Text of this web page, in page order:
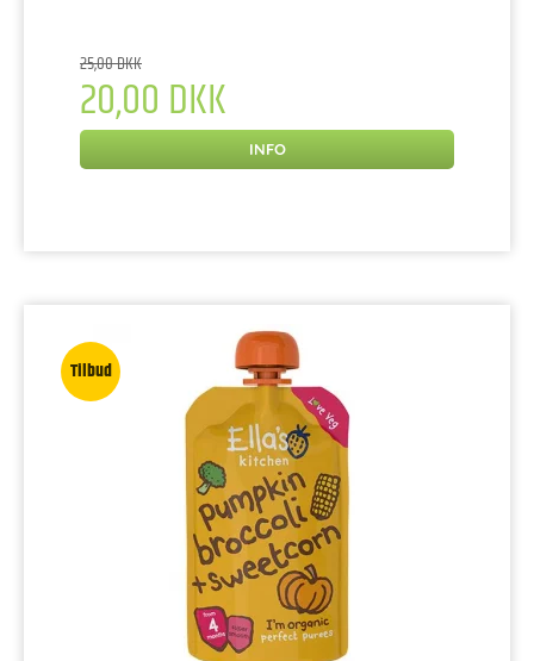
25,00 DKK
20,00 DKK
INFO
Tilbud